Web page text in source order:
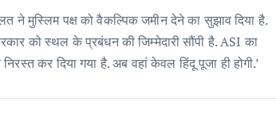
ने मुस्लिम पक्ष को वैकल्पिक जमीन देने का सुझाव दिया है.
को स्थल के प्रबंधन की जिम्मेदारी सौंपी है. ASI का
कर दिया गया है. अब वहां केवल हिंदू पूजा ही होगी.’